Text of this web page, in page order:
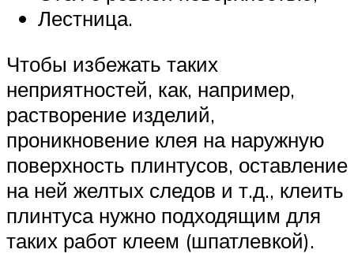
Лестница.
Чтобы избежать таких
неприятностей, как, например,
растворение изделий,
проникновение клея на наружную
поверхность плинтусов, оставление
на ней желтых следов и т.д., клеить
плинтуса нужно подходящим для
таких работ клеем (шпатлевкой).